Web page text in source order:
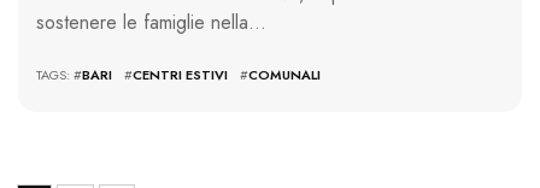
sostenere le famiglie nella…
TAGS: #BARI #CENTRI ESTIVI #COMUNALI